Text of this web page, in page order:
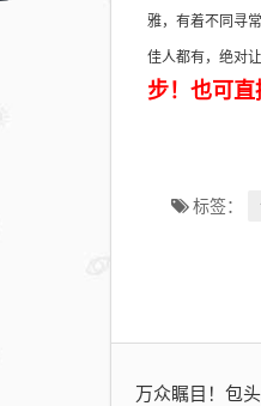
雅，有着不同寻
佳人都有，绝对
步！也可直
标签：
万众瞩目！包头